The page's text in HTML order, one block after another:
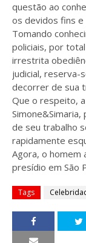
questão ao
os devidos fins e
Tomando
policiais, por
irrestrita
judicial, reserva-
decorrer de sua
Que o respeito,
de seu trabalho
rapidamente
Agora, o homem
presídio em São
Tags